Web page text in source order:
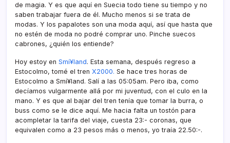
de magia. Y es que aquí­ en Suecia todo tiene su tiempo y no
saben trabajar fuera de él. Mucho menos si se trata de
modas. Y los papalotes son una moda aquí­, así­ que hasta que
no estén de moda no podré comprar uno. Pinche suecos
cabrones, ¿quién los entiende?
Hoy estoy en Smí¥land. Esta semana, después regreso a
Estocolmo, tomé el tren X2000. Se hace tres horas de
Estocolmo a Smí¥land. Salí­ a las 05:05am. Pero iba, como
decí­amos vulgarmente allá por mi juventud, con el culo en la
mano. Y es que al bajar del tren tení­a que tomar la burra, o
buss como se le dice aquí­. Me hacia falta un tostón para
acompletar la tarifa del viaje, cuesta 23:- coronas, que
equivalen como a 23 pesos más o menos, yo traí­a 22.50:-.